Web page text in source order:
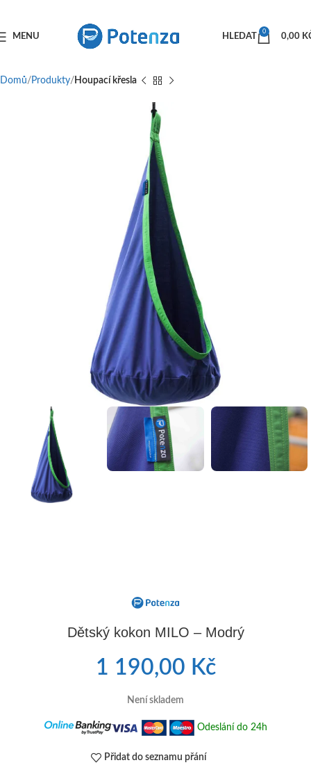
MENU HLEDAT
0
0,00
Domů Produkty Houpací křesla
Dětský kokon MILO – Modrý
1 190,00 Kč
Není skladem
Odeslání do 24h
Přidat do seznamu přání